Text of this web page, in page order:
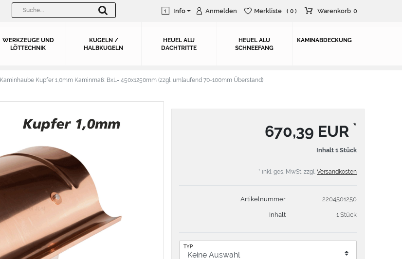
Info Anmelden Merkliste ( 0 ) Warenkorb 0
WERKZEUGE UND
LÖTTECHNIK
KUGELN /
HALBKUGELN
HEUEL ALU
DACHTRITTE
HEUEL ALU
SCHNEEFANG
KAMINABDECKUNG
Kaminhaube Kupfer 1,0mm Kaminmaß: BxL= 450x1250mm (zzgl. umlaufend 70-100mm Überstand)
670,39 EUR *
Inhalt 1 Stück
* inkl. ges. MwSt. zzgl. Versandkosten
Artikelnummer 2204501250
Inhalt 1 Stück
TYP